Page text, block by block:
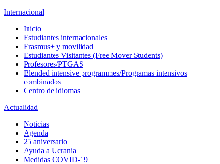
Internacional
Inicio
Estudiantes internacionales
Erasmus+ y movilidad
Estudiantes Visitantes (Free Mover Students)
Profesores/PTGAS
Blended intensive programmes/Programas intensivos
combinados
Centro de idiomas
Actualidad
Noticias
Agenda
25 aniversario
Ayuda a Ucrania
Medidas COVID-19